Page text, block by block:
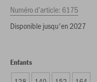
Numéro d’article: 6175
Disponible jusqu'en 2027
Enfants